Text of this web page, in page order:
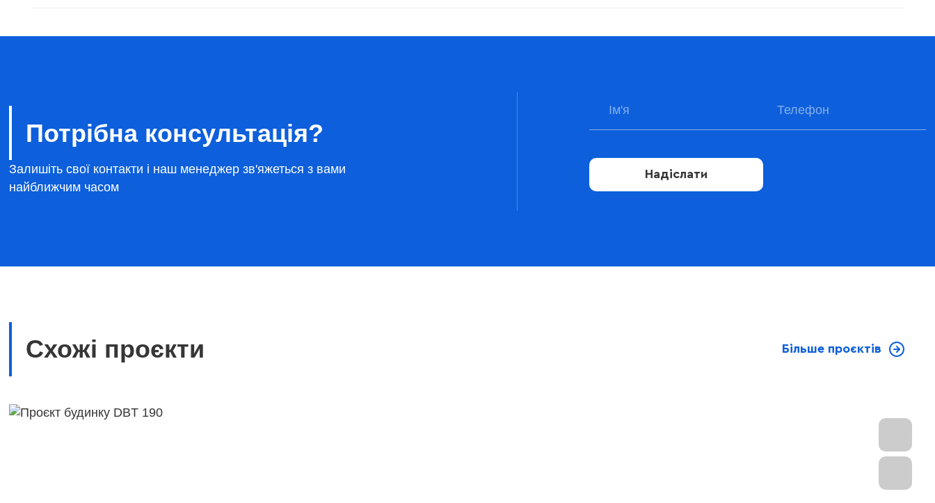
Потрібна консультація?
Залишіть свої контакти і наш менеджер зв'яжеться з вами
найближчим часом
Надіслати
Схожі проєкти Більше проєктів